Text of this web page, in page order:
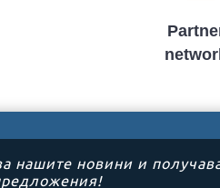
нашите новини и